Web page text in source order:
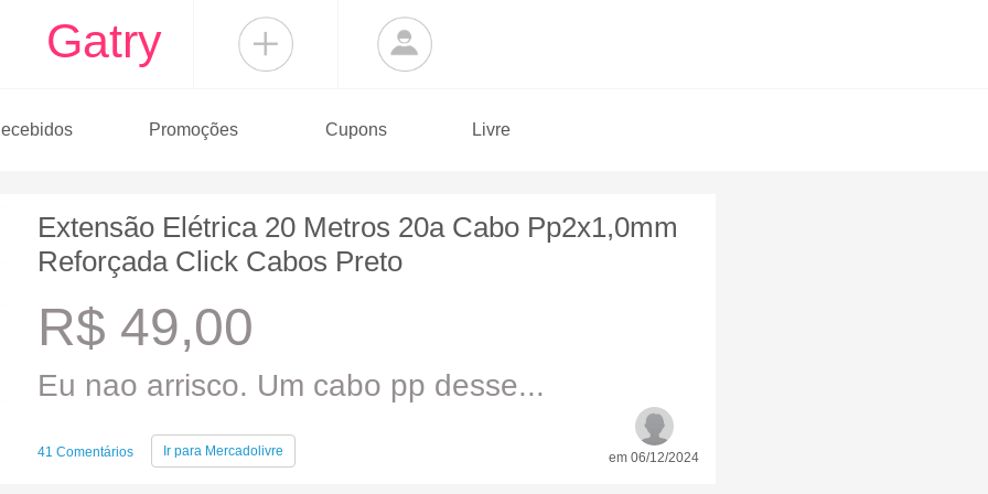
Gatry
Promoções Cupons Livre
Extensão Elétrica 20 Metros 20a Cabo Pp2x1,0mm
Reforçada Click Cabos Preto
R$ 49,00
Eu nao arrisco. Um cabo pp desse...
41 Comentários Ir para Mercadolivre em 06/12/2024